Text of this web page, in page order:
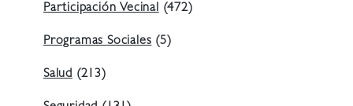
Participación Vecinal (472)
Programas Sociales (5)
Salud (213)